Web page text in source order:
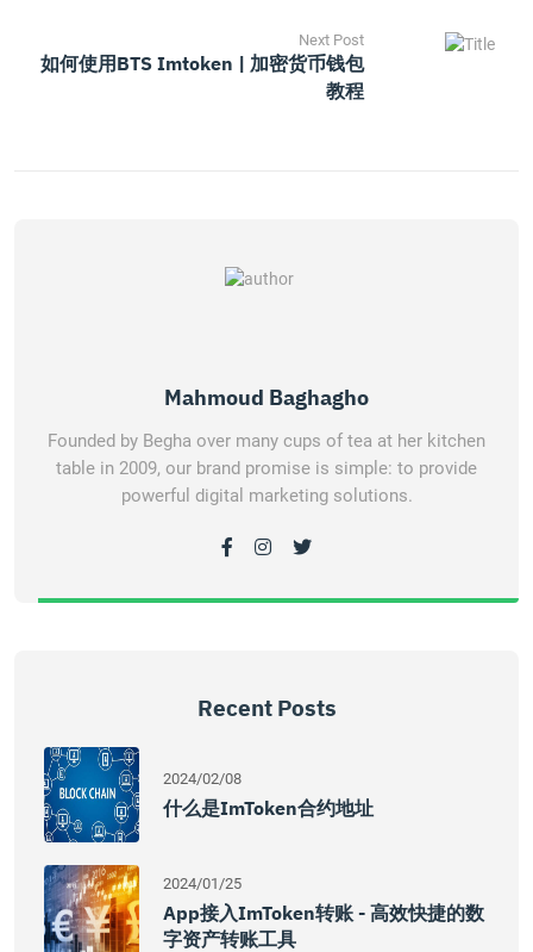
Next Post
如何使用BTS Imtoken | 加密货币钱包
教程
Mahmoud Baghagho
Founded by Begha over many cups of tea at her kitchen
table in 2009, our brand promise is simple: to provide
powerful digital marketing solutions.
Recent Posts
2024/02/08
什么是imToken合约地址
2024/01/25
App接入imToken转账 - 高效快捷的数
字资产转账工具